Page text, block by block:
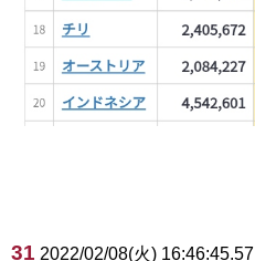
31 2022/02/08(火) 16:46:45.57